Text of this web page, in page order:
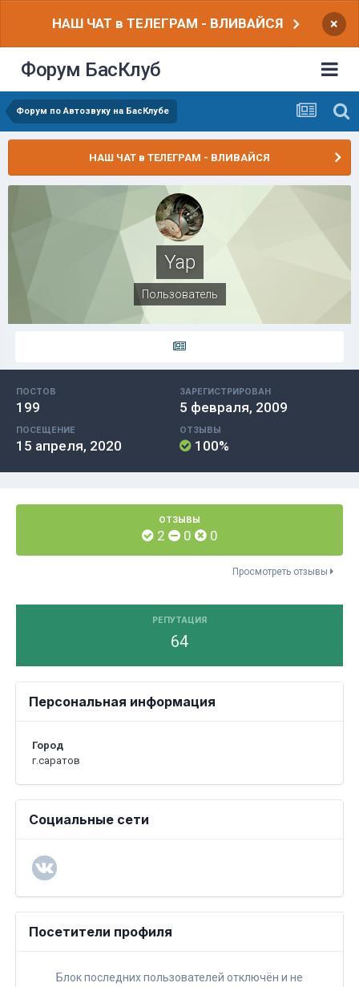
НАШ ЧАТ в ТЕЛЕГРАМ - ВЛИВАЙСЯ ×
Форум БасКлуб
Форум по Автозвуку на БасКлубе
НАШ ЧАТ в ТЕЛЕГРАМ - ВЛИВАЙСЯ
Yap
Пользователь
ПОСТОВ
199
ЗАРЕГИСТРИРОВАН
5 февраля, 2009
ПОСЕЩЕНИЕ
15 апреля, 2020
ОТЗЫВЫ
100%
ОТЗЫВЫ
2 0 0
Просмотреть отзывы
РЕПУТАЦИЯ
64
Персональная информация
Город
г.саратов
Социальные сети
Посетители профиля
Блок последних пользователей отключён и не